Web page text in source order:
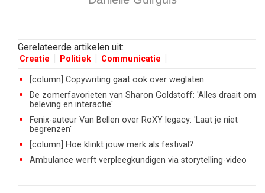
Gerelateerde artikelen uit:
Creatie Politiek Communicatie
[column] Copywriting gaat ook over weglaten
De zomerfavorieten van Sharon Goldstoff: 'Alles draait om
beleving en interactie'
Fenix-auteur Van Bellen over RoXY legacy: 'Laat je niet
begrenzen'
[column] Hoe klinkt jouw merk als festival?
Ambulance werft verpleegkundigen via storytelling-video